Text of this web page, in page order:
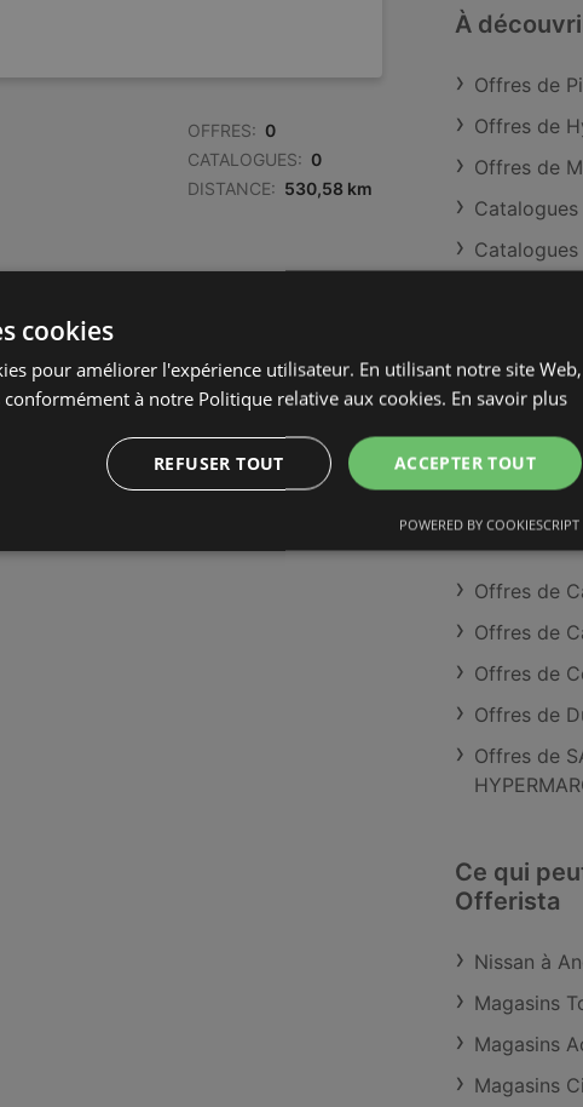
OFFRES: 0
CATALOGUES: 0
DISTANCE: 530,58 km
CATALOGUES: 1
DISTANCE: 530,65 km
À
Offres de
Offres de
Offres de
MATCH
Magasins
Offres de
Offres de
Offres de
Offres de
Offres de
Ce qui
Offerista
Nissan à
Magasins
Magasins
Magasins
cookies
pour améliorer l'expérience utilisateur. En utilisant notre site Web,
conformément à notre Politique relative aux cookies. En savoir plus
ACCEPTER TOUT
REFUSER TOUT
POWERED BY COOKIESCRIPT